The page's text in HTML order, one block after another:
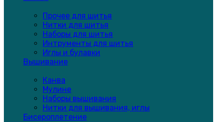
Прочее для шитья
Нитки для шитья
Наборы для шитья
Интрументы для шитья
Иглы и булавки
Вышивание
Канва
Мулине
Наборы вышивания
Нитки для вышивания, иглы
Бисероплетение